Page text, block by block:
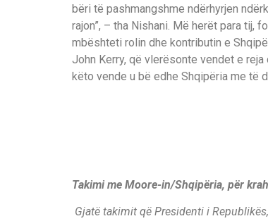
bëri të pashmangshme ndërhyrjen
rajon”, – tha Nishani. Më herët para tij,
mbështeti rolin dhe kontributin e
John Kerry, që vlerësonte vendet e
këto vende u bë edhe Shqipëria me të
Takimi me Moore-in/Shqipëria, për
Gjatë takimit që Presidenti i